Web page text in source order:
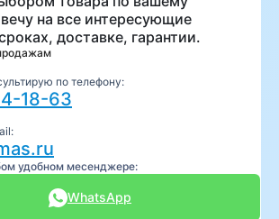
на все интересующие
доставке, гарантии.
по телефону:
18-63
удобном месенджере:
WhatsApp